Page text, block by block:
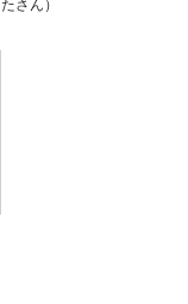
たさん）